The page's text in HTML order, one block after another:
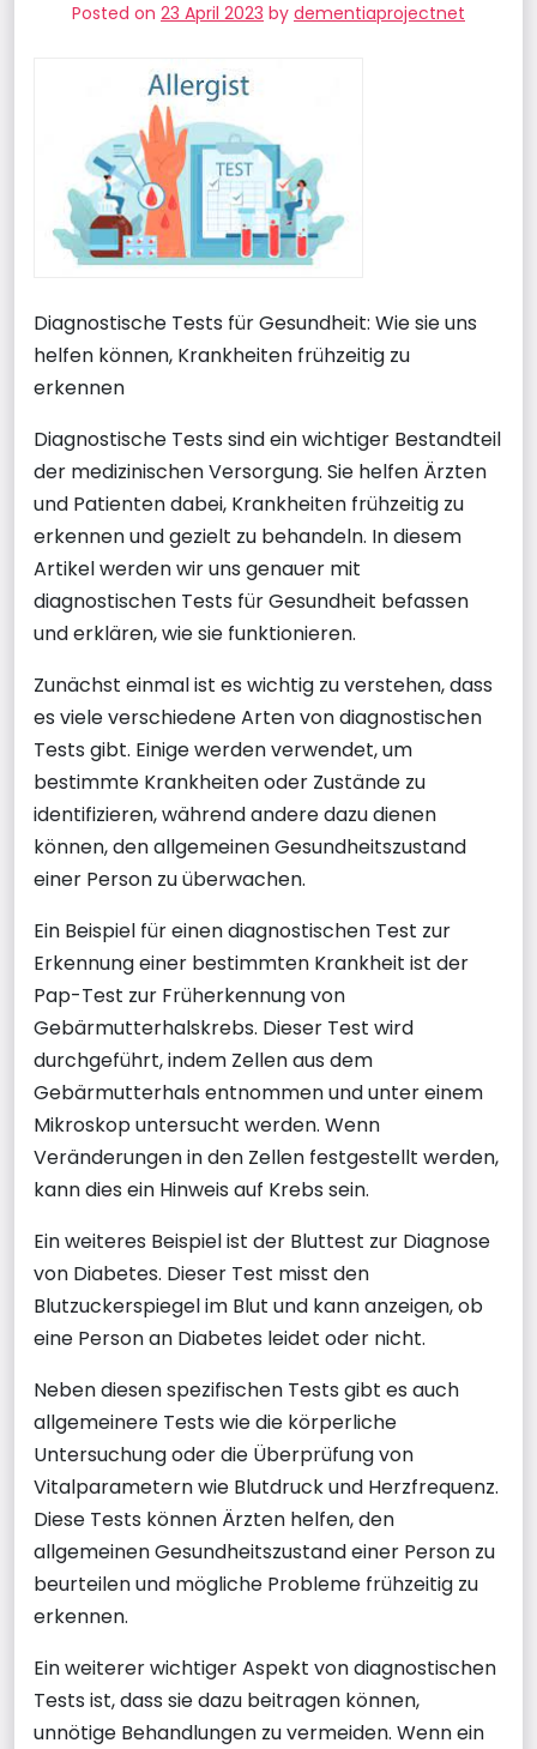
Posted on 23 April 2023 by dementiaprojectnet
Diagnostische Tests für Gesundheit: Wie sie uns
helfen können, Krankheiten frühzeitig zu
erkennen
Diagnostische Tests sind ein wichtiger Bestandteil
der medizinischen Versorgung. Sie helfen Ärzten
und Patienten dabei, Krankheiten frühzeitig zu
erkennen und gezielt zu behandeln. In diesem
Artikel werden wir uns genauer mit
diagnostischen Tests für Gesundheit befassen
und erklären, wie sie funktionieren.
Zunächst einmal ist es wichtig zu verstehen, dass
es viele verschiedene Arten von diagnostischen
Tests gibt. Einige werden verwendet, um
bestimmte Krankheiten oder Zustände zu
identifizieren, während andere dazu dienen
können, den allgemeinen Gesundheitszustand
einer Person zu überwachen.
Ein Beispiel für einen diagnostischen Test zur
Erkennung einer bestimmten Krankheit ist der
Pap-Test zur Früherkennung von
Gebärmutterhalskrebs. Dieser Test wird
durchgeführt, indem Zellen aus dem
Gebärmutterhals entnommen und unter einem
Mikroskop untersucht werden. Wenn
Veränderungen in den Zellen festgestellt werden,
kann dies ein Hinweis auf Krebs sein.
Ein weiteres Beispiel ist der Bluttest zur Diagnose
von Diabetes. Dieser Test misst den
Blutzuckerspiegel im Blut und kann anzeigen, ob
eine Person an Diabetes leidet oder nicht.
Neben diesen spezifischen Tests gibt es auch
allgemeinere Tests wie die körperliche
Untersuchung oder die Überprüfung von
Vitalparametern wie Blutdruck und Herzfrequenz.
Diese Tests können Ärzten helfen, den
allgemeinen Gesundheitszustand einer Person zu
beurteilen und mögliche Probleme frühzeitig zu
erkennen.
Ein weiterer wichtiger Aspekt von diagnostischen
Tests ist, dass sie dazu beitragen können,
unnötige Behandlungen zu vermeiden. Wenn ein